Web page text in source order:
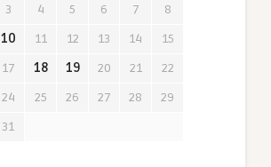
3 4 5 6 7
8
10 11 12 13 14
15
17 18 19 20 21
22
24 25 26 27 28
29
31